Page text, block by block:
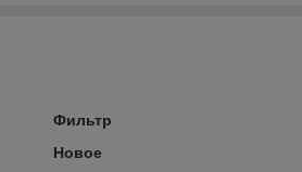
Фильтр
Новое